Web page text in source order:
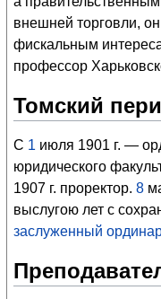
внешней торговли,
фискальным
профессор
Томский
С 1 июля 1901 г. —
юридического
1907 г. проректор. 8
выслугою лет с
заслуженный